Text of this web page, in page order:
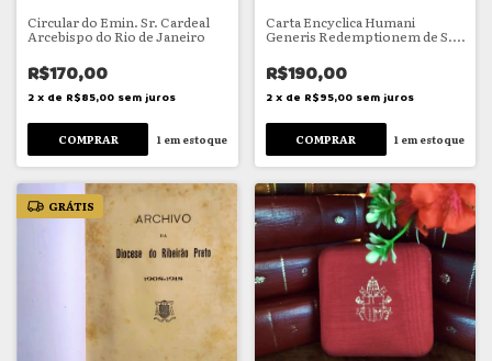
Circular do Emin. Sr. Cardeal
Arcebispo do Rio de Janeiro
R$170,00
2 x de R$85,00 sem juros
1em estoque
Carta Encyclica Humani
Generis Redemptionem de S.S.
R$190,00
2 x de R$95,00 sem juros
1 em estoque
GRÁTIS